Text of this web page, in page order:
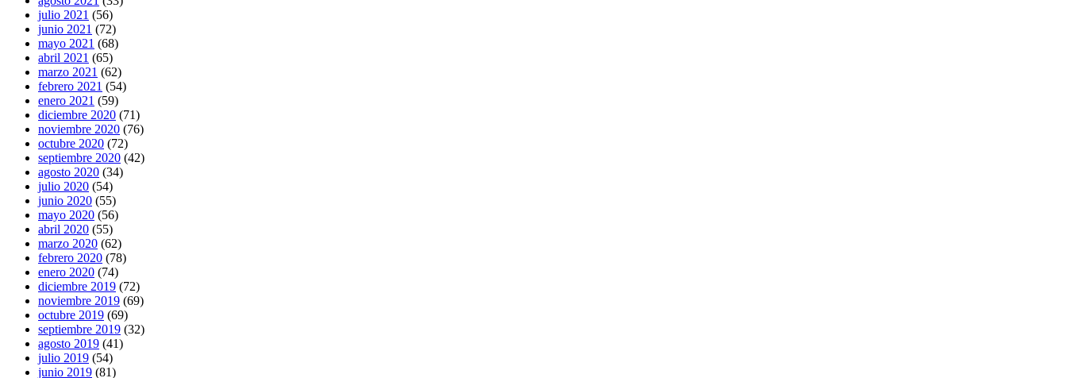
julio 2021 (56)
junio 2021 (72)
mayo 2021 (68)
abril 2021 (65)
marzo 2021 (62)
febrero 2021 (54)
enero 2021 (59)
diciembre 2020 (71)
noviembre 2020 (76)
octubre 2020 (72)
septiembre 2020 (42)
agosto 2020 (34)
julio 2020 (54)
junio 2020 (55)
mayo 2020 (56)
abril 2020 (55)
marzo 2020 (62)
febrero 2020 (78)
enero 2020 (74)
diciembre 2019 (72)
noviembre 2019 (69)
octubre 2019 (69)
septiembre 2019 (32)
agosto 2019 (41)
julio 2019 (54)
junio 2019 (81)